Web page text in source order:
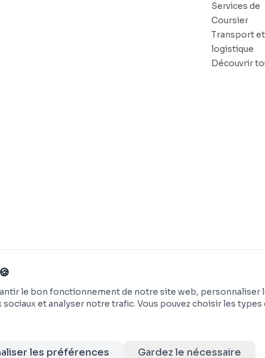
Services de
Coursier
Transport et
logistique
Découvrir
le bon fonctionnement de notre site web, personnaliser
et analyser notre trafic. Vous pouvez choisir les types
les préférences Gardez le nécessaire